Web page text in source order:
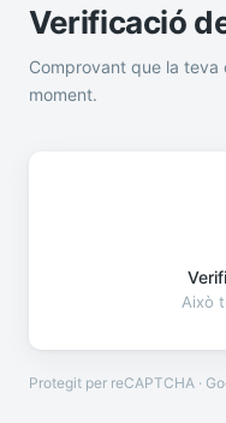
Verificació
Comprovant que la teva
moment.
Això
Protegit per reCAPTCHA ·